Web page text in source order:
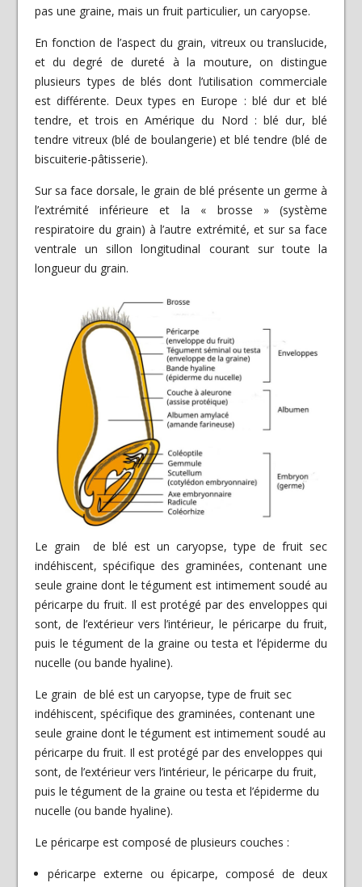
pas une graine, mais un fruit particulier, un caryopse.
En fonction de l’aspect du grain, vitreux ou translucide,
et du degré de dureté à la mouture, on distingue
plusieurs types de blés dont l’utilisation commerciale
est différente. Deux types en Europe : blé dur et blé
tendre, et trois en Amérique du Nord : blé dur, blé
tendre vitreux (blé de boulangerie) et blé tendre (blé de
biscuiterie-pâtisserie).
Sur sa face dorsale, le grain de blé présente un germe à
l’extrémité inférieure et la « brosse » (système
respiratoire du grain) à l’autre extrémité, et sur sa face
ventrale un sillon longitudinal courant sur toute la
longueur du grain.
Le grain de blé est un caryopse, type de fruit sec
indéhiscent, spécifique des graminées, contenant une
seule graine dont le tégument est intimement soudé au
péricarpe du fruit. Il est protégé par des enveloppes qui
sont, de l’extérieur vers l’intérieur, le péricarpe du fruit,
puis le tégument de la graine ou testa et l’épiderme du
nucelle (ou bande hyaline).
Le grain de blé est un caryopse, type de fruit sec
indéhiscent, spécifique des graminées, contenant une
seule graine dont le tégument est intimement soudé au
péricarpe du fruit. Il est protégé par des enveloppes qui
sont, de l’extérieur vers l’intérieur, le péricarpe du fruit,
puis le tégument de la graine ou testa et l’épiderme du
nucelle (ou bande hyaline).
Le péricarpe est composé de plusieurs couches :
péricarpe externe ou épicarpe, composé de deux